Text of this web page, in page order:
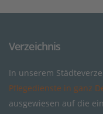
Verzeichnis
In unserem
Pflegedienste in ganz
ausgewiesen auf die